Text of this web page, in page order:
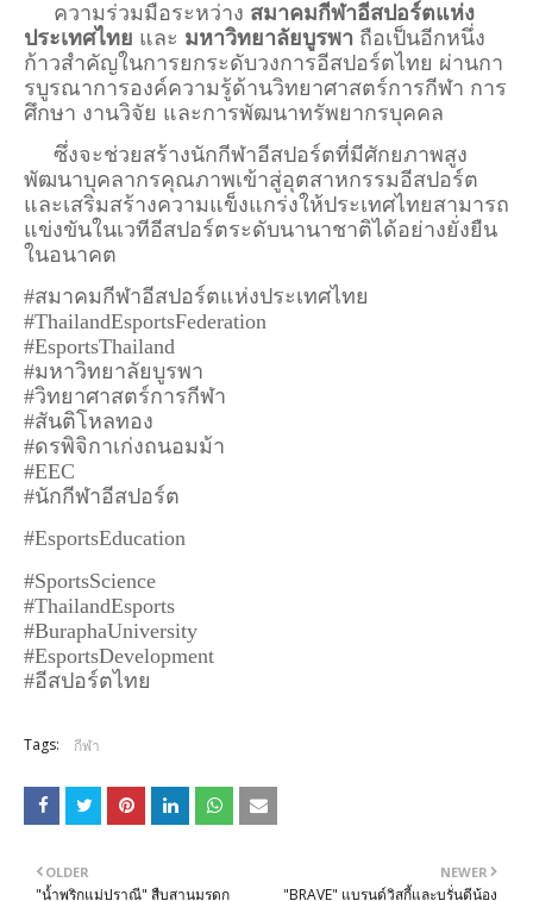
ความร่วมมือระหว่าง สมาคมกีฬาอีสปอร์ตแห่ง
ประเทศไทย และ มหาวิทยาลัยบูรพา ถือเป็นอีกหนึ่ง
ก้าวสำคัญในการยกระดับวงการอีสปอร์ตไทย ผ่านกา
รบูรณาการองค์ความรู้ด้านวิทยาศาสตร์การกีฬา การ
ศึกษา งานวิจัย และการพัฒนาทรัพยากรบุคคล
ซึ่งจะช่วยสร้างนักกีฬาอีสปอร์ตที่มีศักยภาพสูง
พัฒนาบุคลากรคุณภาพเข้าสู่อุตสาหกรรมอีสปอร์ต
และเสริมสร้างความแข็งแกร่งให้ประเทศไทยสามารถ
แข่งขันในเวทีอีสปอร์ตระดับนานาชาติได้อย่างยั่งยืน
ในอนาคต
#สมาคมกีฬาอีสปอร์ตแห่งประเทศไทย
#ThailandEsportsFederation
#EsportsThailand
#มหาวิทยาลัยบูรพา
#วิทยาศาสตร์การกีฬา
#สันติโหลทอง
#ดรพิจิกาเก่งถนอมม้า
#EEC
#นักกีฬาอีสปอร์ต
#EsportsEducation
#SportsScience
#ThailandEsports
#BuraphaUniversity
#EsportsDevelopment
#อีสปอร์ตไทย
Tags: กีฬา
NEWER
"BRAVE" แบรนด์วิสกี้และบรั่นดีน้อง
OLDER
"น้ำพริกแม่ปราณี" สืบสานมรดก